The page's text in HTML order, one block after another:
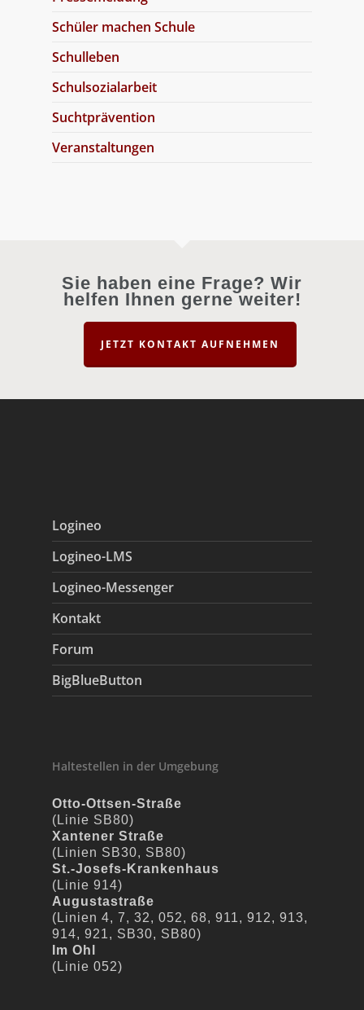
Schüler machen Schule
Schulleben
Schulsozialarbeit
Suchtprävention
Veranstaltungen
Sie haben eine Frage? Wir
helfen Ihnen gerne weiter!
JETZT KONTAKT AUFNEHMEN
Logineo
Logineo-LMS
Logineo-Messenger
Kontakt
Forum
BigBlueButton
Haltestellen in der Umgebung
Otto-Ottsen-Straße
(Linie SB80)
Xantener Straße
(Linien SB30, SB80)
St.-Josefs-Krankenhaus
(Linie 914)
Augustastraße
(Linien 4, 7, 32, 052, 68, 911, 912, 913,
914, 921, SB30, SB80)
Im Ohl
(Linie 052)